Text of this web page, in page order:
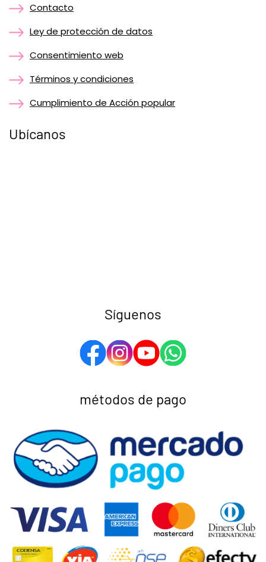
Contacto
Ley de protección de datos
Consentimiento web
Términos y condiciones
Cumplimiento de Acción popular
Ubícanos
Síguenos
métodos de pago